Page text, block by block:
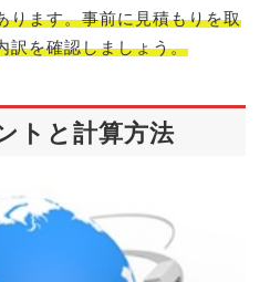
ります。事前に見積もりを取
訳を確認しましょう。
トと計算方法